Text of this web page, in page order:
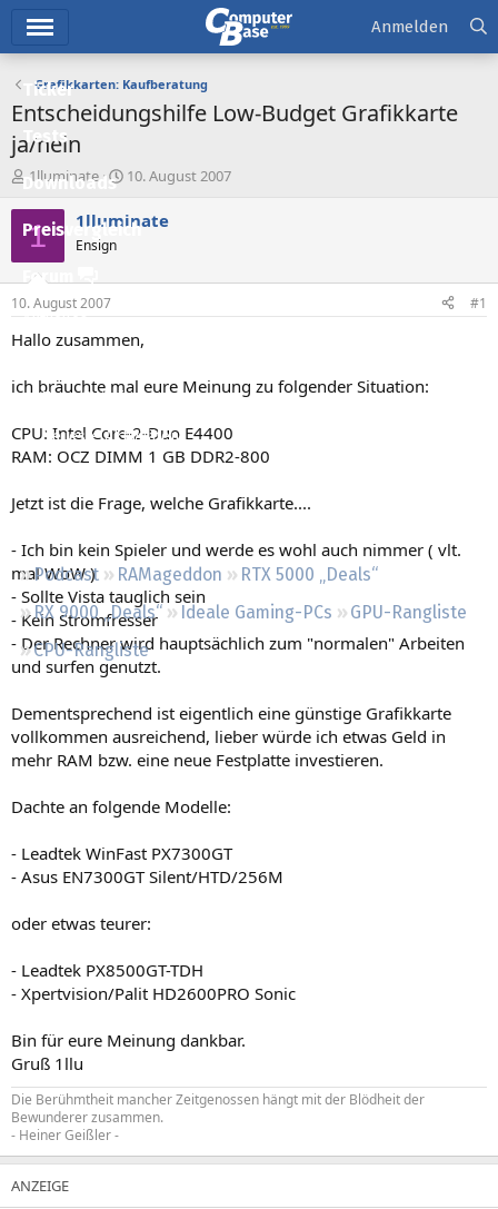
Ticker
Tests
Downloads
Preisvergleich
Forum
Aktuelles
Neue Beiträge
Neueste Aktivitäten
Regeln
Podcast RAMageddon
RTX 5000 „Deals“
RX 9000 „Deals“
Ideale Gaming-PCs
GPU-Rangliste
CPU-Rangliste
Anmelden
Grafikkarten: Kaufberatung
Entscheidungshilfe Low-Budget Grafikkarte
ja/nein
E
r
s
t
e
r
1lluminate
E
s
t
a
10. August 2007
1 1lluminate
Ensign
10. August 2007 #1
Hallo zusammen,
ich bräuchte mal eure Meinung zu folgender Situation:
CPU: Intel Core-2-Duo E4400
RAM: OCZ DIMM 1 GB DDR2-800
Jetzt ist die Frage, welche Grafikkarte....
- Ich bin kein Spieler und werde es wohl auch nimmer ( vlt.
mal WoW )
- Sollte Vista tauglich sein
- Kein Stromfresser
- Der Rechner wird hauptsächlich zum "normalen" Arbeiten
und surfen genutzt.
Dementsprechend ist eigentlich eine günstige Grafikkarte
vollkommen ausreichend, lieber würde ich etwas Geld in
mehr RAM bzw. eine neue Festplatte investieren.
Dachte an folgende Modelle:
- Leadtek WinFast PX7300GT
- Asus EN7300GT Silent/HTD/256M
oder etwas teurer:
- Leadtek PX8500GT-TDH
- Xpertvision/Palit HD2600PRO Sonic
Bin für eure Meinung dankbar.
Gruß 1llu
Die Berühmtheit mancher Zeitgenossen hängt mit der Blödheit der
Bewunderer zusammen.
- Heiner Geißler -